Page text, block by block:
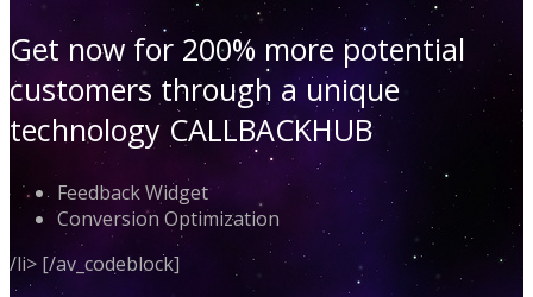
Get now for 200% more potential
customers through a unique
technology CALLBACKHUB
Feedback Widget
Conversion Optimization
/li> [/av_codeblock]